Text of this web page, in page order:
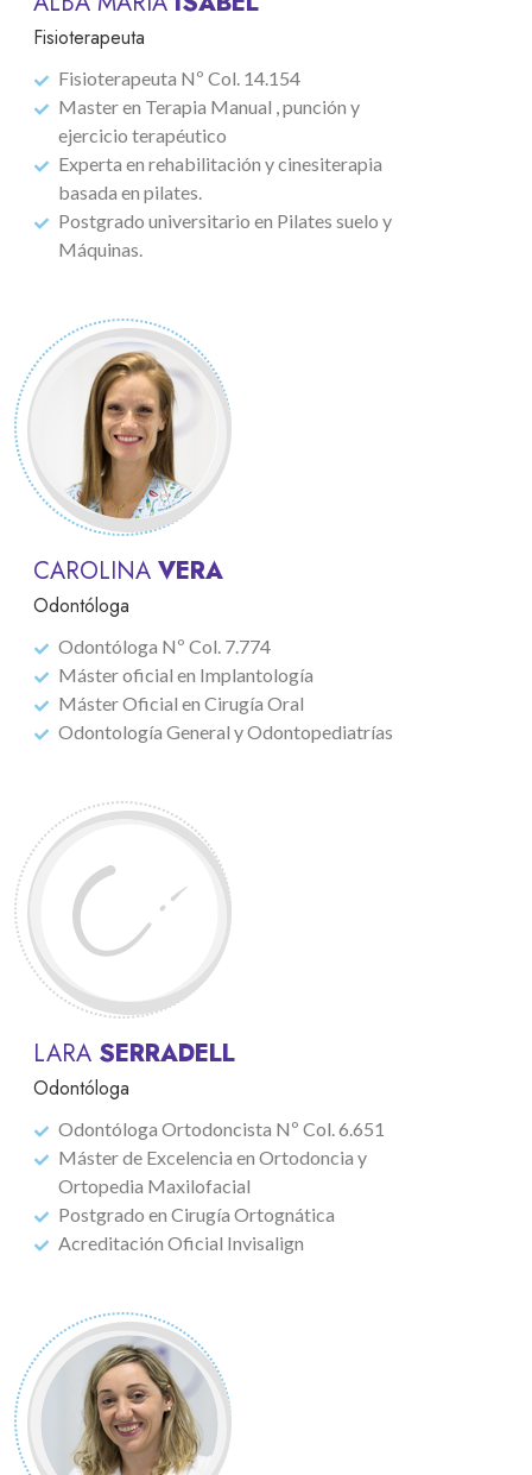
Fisioterapeuta
Fisioterapeuta Nº Col. 14.154
Master en Terapia Manual , punción y
ejercicio terapéutico
Experta en rehabilitación y cinesiterapia
basada en pilates.
Postgrado universitario en Pilates suelo y
Máquinas.
CAROLINA VERA
Odontóloga
Odontóloga Nº Col. 7.774
Máster oficial en Implantología
Máster Oficial en Cirugía Oral
Odontología General y Odontopediatrías
LARA SERRADELL
Odontóloga
Odontóloga Ortodoncista Nº Col. 6.651
Máster de Excelencia en Ortodoncia y
Ortopedia Maxilofacial
Postgrado en Cirugía Ortognática
Acreditación Oficial Invisalign